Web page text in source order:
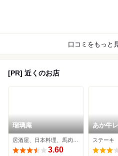
口コミをもっと
[PR] 近くのお店
瑠璃庵
3.60
あか牛
後郷土
ステーキ